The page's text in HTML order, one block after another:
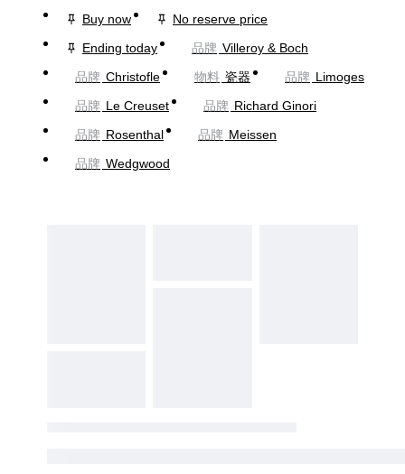
Buy now
No reserve price
Ending today
品牌 Villeroy & Boch
品牌 Christofle 物料 瓷器 品牌 Limoges
品牌 Le Creuset 品牌 Richard Ginori
品牌 Rosenthal 品牌 Meissen
品牌 Wedgwood